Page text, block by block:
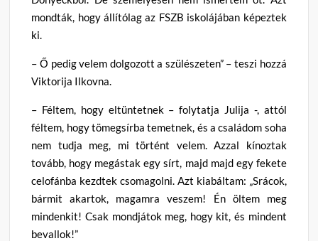
mondták, hogy állítólag az FSZB iskolájában képeztek
ki.
– Ő pedig velem dolgozott a szülészeten” – teszi hozzá
Viktorija Ilkovna.
– Féltem, hogy eltüntetnek – folytatja Julija -, attól
féltem, hogy tömegsírba temetnek, és a családom soha
nem tudja meg, mi történt velem. Azzal kínoztak
tovább, hogy megástak egy sírt, majd majd egy fekete
celofánba kezdtek csomagolni. Azt kiabáltam: „Srácok,
bármit akartok, magamra veszem! Én öltem meg
mindenkit! Csak mondjátok meg, hogy kit, és mindent
bevallok!”